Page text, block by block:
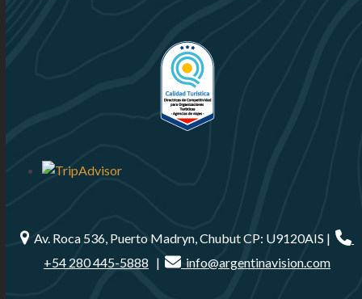
Av. Roca 536, Puerto Madryn, Chubut CP: U9120AIS |
+54 280 445-5888 | info@argentinavision.com